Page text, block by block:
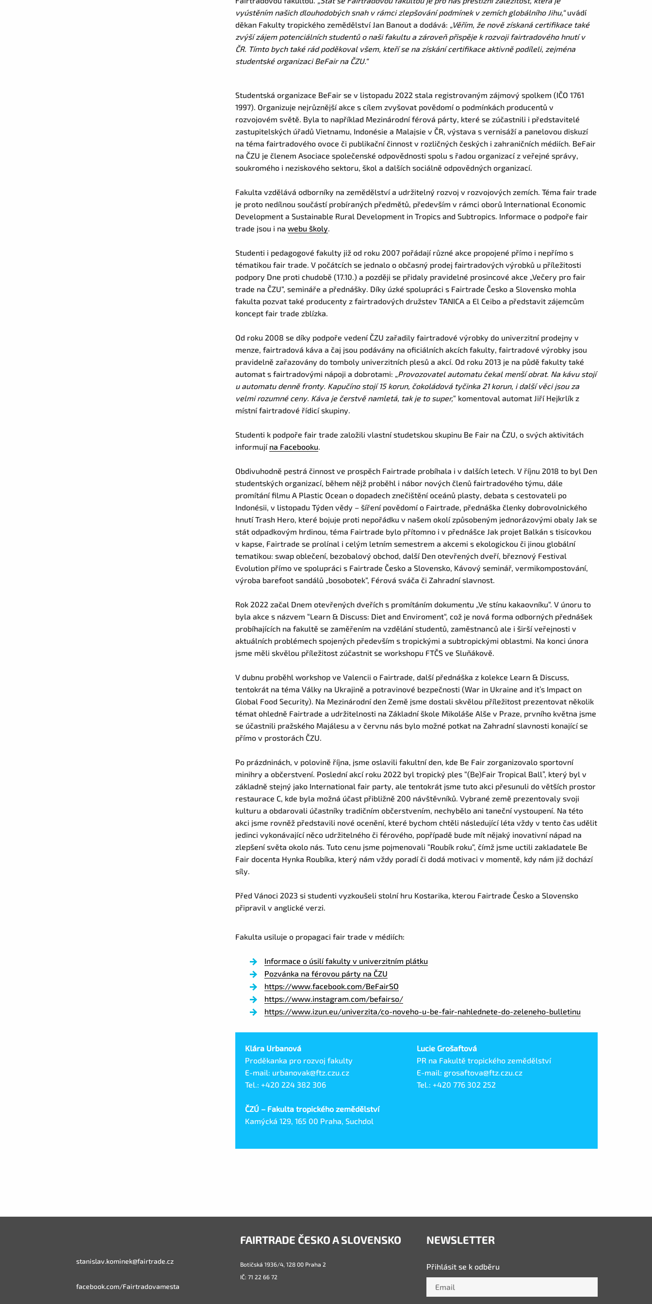
vyústěním našich dlouhodobých snah v rámci zlepšování podmínek v zemích globálního Jihu,“uvádí
děkan Fakulty tropického zemědělství Jan Banout a dodává: „Věřím, že nově získaná certifikace také
zvýší zájem potenciálních studentů o naši fakultu a zároveň přispěje k rozvoji fairtradového hnutí v
ČR. Tímto bych také rád poděkoval všem, kteří se na získání certifikace aktivně podíleli, zejména
studentské organizaci BeFair na ČZU.“
Studentská organizace BeFair se v listopadu 2022 stala registrovaným zájmový spolkem (IČO 1761
1997). Organizuje nejrůznější akce s cílem zvyšovat povědomí o podmínkách producentů v
rozvojovém světě. Byla to například Mezinárodní férová párty, které se zúčastnili i představitelé
zastupitelských úřadů Vietnamu, Indonésie a Malajsie v ČR, výstava s vernisáží a panelovou diskuzí
na téma fairtradového ovoce či publikační činnost v rozličných českých i zahraničních médiích. BeFair
na ČZU je členem Asociace společenské odpovědnosti spolu s řadou organizací z veřejné správy,
soukromého i neziskového sektoru, škol a dalších sociálně odpovědných organizací.
Fakulta vzdělává odborníky na zemědělství a udržitelný rozvoj v rozvojových zemích. Téma fair trade
je proto nedílnou součástí probíraných předmětů, především v rámci oborů International Economic
Development a Sustainable Rural Development in Tropics and Subtropics. Informace o podpoře fair
trade jsou i nawebu školy.
Studenti i pedagogové fakulty již od roku 2007 pořádají různé akce propojené přímo i nepřímo s
tématikou fair trade. V počátcích se jednalo o občasný prodej fairtradových výrobků u příležitosti
podpory Dne proti chudobě (17.10.) a později se přidaly pravidelné prosincové akce „Večery pro fair
trade na ČZU“, semináře a přednášky. Díky úzké spolupráci s Fairtrade Česko a Slovensko mohla
fakulta pozvat také producenty z fairtradových družstev TANICA a El Ceibo a představit zájemcům
koncept fair trade zblízka.
Od roku 2008 se díky podpoře vedení ČZU zařadily fairtradové výrobky do univerzitní prodejny v
menze, fairtradová káva a čaj jsou podávány na oficiálních akcích fakulty, fairtradové výrobky jsou
pravidelně zařazovány do tomboly univerzitních plesů a akcí. Od roku 2013 je na půdě fakulty také
automat s fairtradovými nápoji a dobrotami: „Provozovatel automatu čekal menší obrat. Na kávu stojí
u automatu denně fronty. Kapučíno stojí 15 korun, čokoládová tyčinka 21 korun, i další věci jsou za
velmi rozumné ceny. Káva je čerstvě namletá, tak je to super,“ komentoval automat Jiří Hejkrlík z
místní fairtradové řídicí skupiny.
Studenti k podpoře fair trade založili vlastní studetskou skupinu Be Fair na ČZU, o svých aktivitách
informují na Facebooku.
Obdivuhodně pestrá činnost ve prospěch Fairtrade probíhala i v dalších letech. V říjnu 2018 to byl Den
studentských organizací, během nějž proběhl i nábor nových členů fairtradového týmu, dále
promítání filmu A Plastic Ocean o dopadech znečištění oceánů plasty, debata s cestovateli po
Indonésii, v listopadu Týden vědy – šíření povědomí o Fairtrade, přednáška členky dobrovolnického
hnutí Trash Hero, které bojuje proti nepořádku v našem okolí způsobeným jednorázovými obaly Jak se
stát odpadkovým hrdinou, téma Fairtrade bylo přítomno i v přednášce Jak projet Balkán s tisícovkou
v kapse, Fairtrade se prolínal i celým letním semestrem a akcemi s ekologickou či jinou globální
tematikou: swap oblečení, bezobalový obchod, další Den otevřených dveří, březnový Festival
Evolution přímo ve spolupráci s Fairtrade Česko a Slovensko, Kávový seminář, vermikompostování,
výroba barefoot sandálů „bosobotek“, Férová sváča či Zahradní slavnost.
Rok 2022 začal Dnem otevřených dveřích s promítáním dokumentu „Ve stínu kakaovníku“. V únoru to
byla akce s názvem “Learn & Discuss: Diet and Enviroment“, což je nová forma odborných přednášek
probíhajících na fakultě se zaměřením na vzdělání studentů, zaměstnanců ale i širší veřejnosti v
aktuálních problémech spojených především s tropickými a subtropickými oblastmi. Na konci února
jsme měli skvělou příležitost zúčastnit se workshopu FTČS ve Sluňákově.
V dubnu proběhl workshop ve Valencii o Fairtrade, další přednáška z kolekce Learn & Discuss,
tentokrát na téma Války na Ukrajině a potravinové bezpečnosti (War in Ukraine and it’s Impact on
Global Food Security). Na Mezinárodní den Země jsme dostali skvělou příležitost prezentovat několik
témat ohledně Fairtrade a udržitelnosti na Základní škole Mikoláše Alše v Praze, prvního května jsme
se účastnili pražského Majálesu a v červnu nás bylo možné potkat na Zahradní slavnosti konající se
přímo v prostorách ČZU.
Po prázdninách, v polovině října, jsme oslavili fakultní den, kde Be Fair zorganizovalo sportovní
minihry a občerstvení. Poslední akcí roku 2022 byl tropický ples “(Be)Fair Tropical Ball”, který byl v
základně stejný jako International fair party, ale tentokrát jsme tuto akci přesunuli do větších prostor
restaurace C, kde byla možná účast přibližně 200 návštěvníků. Vybrané země prezentovaly svoji
kulturu a obdarovali účastníky tradičním občerstvením, nechybělo ani taneční vystoupení. Na této
akci jsme rovněž představili nové ocenění, které bychom chtěli následující léta vždy v tento čas udělit
jedinci vykonávající něco udržitelného či férového, popřípadě bude mít nějaký inovativní nápad na
zlepšení světa okolo nás. Tuto cenu jsme pojmenovali “Roubík roku“, čímž jsme uctili zakladatele Be
Fair docenta Hynka Roubíka, který nám vždy poradí či dodá motivaci v momentě, kdy nám již dochází
síly.
Před Vánoci 2023 si studenti vyzkoušeli stolní hru Kostarika, kterou Fairtrade Česko a Slovensko
připravil v anglické verzi.
Fakulta usiluje o propagaci fair trade v médiích:
Informace o úsilí fakulty v univerzitním plátku
Pozvánka na férovou párty na ČZU
https://www.facebook.com/BeFairSO
https://www.instagram.com/befairso/
https://www.izun.eu/univerzita/co-noveho-u-be-fair-nahlednete-do-zeleneho-bulletinu
Klára Urbanová
Proděkanka pro rozvoj fakulty
E-mail: urbanovak@ftz.czu.cz
Tel.: +420 224 382 306
Lucie Grošaftová
PR na Fakultě tropického zemědělství
E-mail: grosaftova@ftz.czu.cz
Tel.: +420 776 302 252
ČZÚ – Fakulta tropického zemědělství
Kamýcká 129, 165 00 Praha, Suchdol
stanislav.kominek@fairtrade.cz
facebook.com/Fairtradovamesta
FAIRTRADE ČESKO A SLOVENSKO
Botičská 1936/4, 128 00 Praha 2
IČ: 71 22 66 72
NEWSLETTER
Přihlásit se k odběru